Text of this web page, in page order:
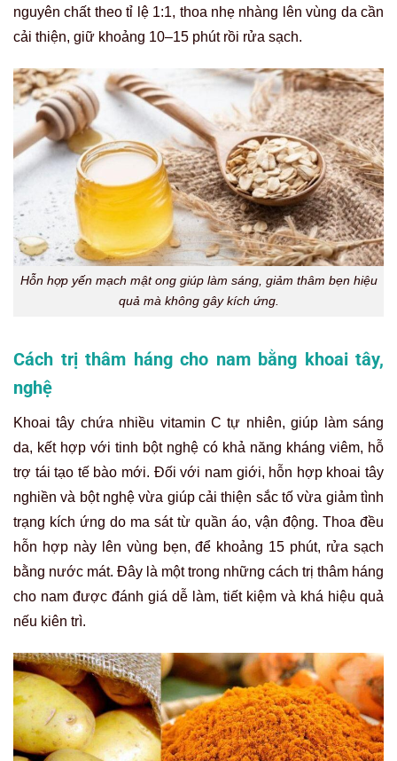
nguyên chất theo tỉ lệ 1:1, thoa nhẹ nhàng lên vùng da cần
cải thiện, giữ khoảng 10–15 phút rồi rửa sạch.
Hỗn hợp yến mạch mật ong giúp làm sáng, giảm thâm bẹn hiệu
quả mà không gây kích ứng.
Cách trị thâm háng cho nam bằng khoai tây,
nghệ
Khoai tây chứa nhiều vitamin C tự nhiên, giúp làm sáng
da, kết hợp với tinh bột nghệ có khả năng kháng viêm, hỗ
trợ tái tạo tế bào mới. Đối với nam giới, hỗn hợp khoai tây
nghiền và bột nghệ vừa giúp cải thiện sắc tố vừa giảm tình
trạng kích ứng do ma sát từ quần áo, vận động. Thoa đều
hỗn hợp này lên vùng bẹn, để khoảng 15 phút, rửa sạch
bằng nước mát. Đây là một trong những cách trị thâm háng
cho nam được đánh giá dễ làm, tiết kiệm và khá hiệu quả
nếu kiên trì.